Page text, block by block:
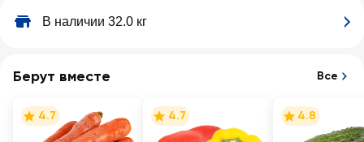
В наличии 32.0 кг
Берут вместе Все
4.7 4.7 4.8